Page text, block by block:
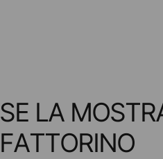
SE LA
FATTORINO